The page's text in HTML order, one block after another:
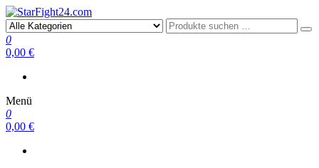
StarFight24.com
Kampfsportartikel
0
0,00 €
Menü
0
0,00 €